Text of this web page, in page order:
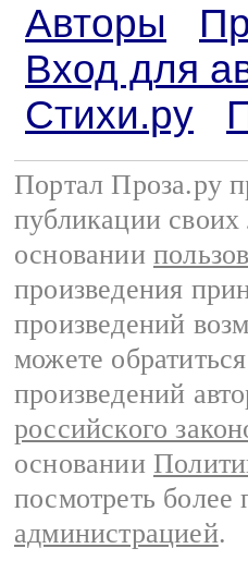
Авторы
Вход для
Стихи.ру
Портал Проза.ру
публикации
основании
произведения
произведений
можете
произведений
российского
основании
посмотреть
администрацией.